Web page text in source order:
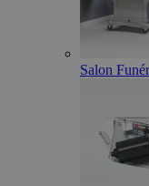
Salon